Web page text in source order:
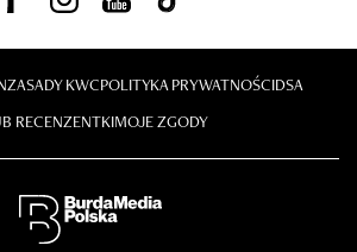
ZASADY KWCPOLITYKA PRYWATNOŚCIDSA
RECENZENTKIMOJE ZGODY